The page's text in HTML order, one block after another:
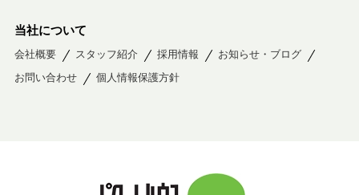
当社について
会社概要 スタッフ紹介 採用情報
お知らせ・ブログ
お問い合わせ
個人情報保護方針